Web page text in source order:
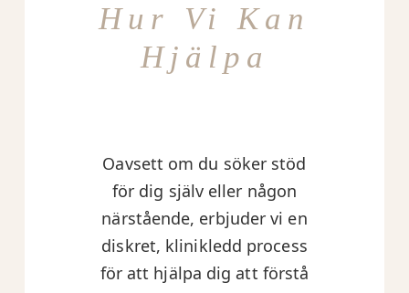
Hur Vi Kan
Hjälpa
Oavsett om du söker stöd
för dig själv eller någon
närstående, erbjuder vi en
diskret, klinikledd process
för att hjälpa dig att förstå